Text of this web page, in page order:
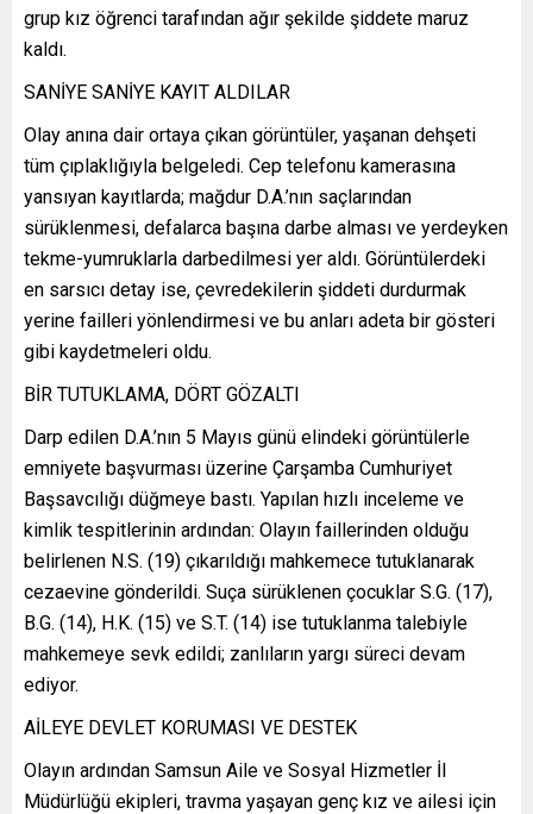
grup kız öğrenci tarafından ağır şekilde şiddete maruz
kaldı.
SANİYE SANİYE KAYIT ALDILAR
Olay anına dair ortaya çıkan görüntüler, yaşanan dehşeti
tüm çıplaklığıyla belgeledi. Cep telefonu kamerasına
yansıyan kayıtlarda; mağdur D.A.’nın saçlarından
sürüklenmesi, defalarca başına darbe alması ve yerdeyken
tekme-yumruklarla darbedilmesi yer aldı. Görüntülerdeki
en sarsıcı detay ise, çevredekilerin şiddeti durdurmak
yerine failleri yönlendirmesi ve bu anları adeta bir gösteri
gibi kaydetmeleri oldu.
BİR TUTUKLAMA, DÖRT GÖZALTI
Darp edilen D.A.’nın 5 Mayıs günü elindeki görüntülerle
emniyete başvurması üzerine Çarşamba Cumhuriyet
Başsavcılığı düğmeye bastı. Yapılan hızlı inceleme ve
kimlik tespitlerinin ardından: Olayın faillerinden olduğu
belirlenen N.S. (19) çıkarıldığı mahkemece tutuklanarak
cezaevine gönderildi. Suça sürüklenen çocuklar S.G. (17),
B.G. (14), H.K. (15) ve S.T. (14) ise tutuklanma talebiyle
mahkemeye sevk edildi; zanlıların yargı süreci devam
ediyor.
AİLEYE DEVLET KORUMASI VE DESTEK
Olayın ardından Samsun Aile ve Sosyal Hizmetler İl
Müdürlüğü ekipleri, travma yaşayan genç kız ve ailesi için